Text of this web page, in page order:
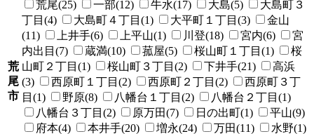
荒
尾
市
荒尾(25) 一部(12) 牛水(17) 大島(5)
大島町３
丁目(4)
大島町４丁目(1) 大平町１丁目(3)
金山
(11)
上井手(6) 上平山(1) 川登(18) 宮内(6)
宮
内出目(7)
蔵満(10) 菰屋(5) 桜山町１丁目(1)
桜
山町２丁目(1)
桜山町３丁目(2) 下井手(21)
高浜
(3)
西原町１丁目(2) 西原町２丁目(2)
西原町３丁
目(1)
野原(8) 八幡台１丁目(2)
八幡台２丁目(1)
八幡台３丁目(2)
原万田(7) 日の出町(1)
平山(9)
府本(4)
本井手(20) 増永(24) 万田(11)
水野(1)